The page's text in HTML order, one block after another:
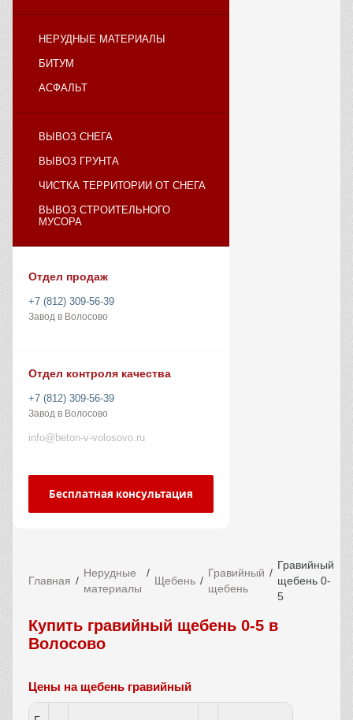
НЕРУДНЫЕ МАТЕРИАЛЫ
БИТУМ
АСФАЛЬТ
ВЫВОЗ СНЕГА
ВЫВОЗ ГРУНТА
ЧИСТКА ТЕРРИТОРИИ ОТ СНЕГА
ВЫВОЗ СТРОИТЕЛЬНОГО
МУСОРА
Отдел продаж
+7 (812) 309-56-39
Завод в Волосово
Отдел контроля качества
+7 (812) 309-56-39
Завод в Волосово
info@beton-v-volosovo.ru
Бесплатная консультация
Главная
Нерудные
материалы
Щебень
Гравийный
щебень
Гравийный
щебень 0-
5
Купить гравийный щебень 0-5 в
Волосово
Цены на щебень гравийный